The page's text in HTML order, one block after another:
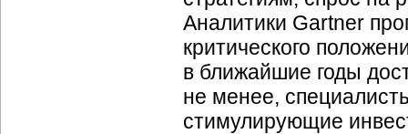
Аналитики Gartner
критического
в ближайшие годы
не менее,
стимулирующие